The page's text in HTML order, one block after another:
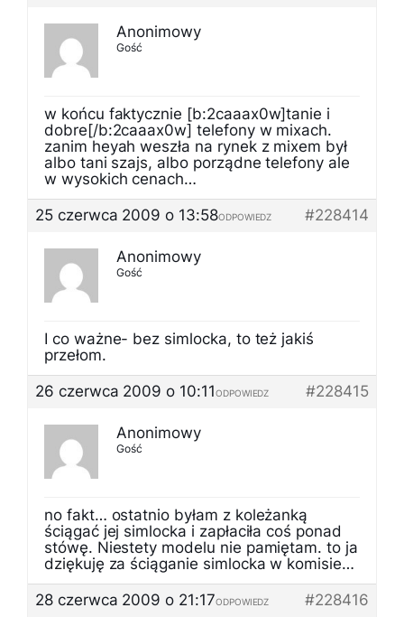
Anonimowy
Gość
w końcu faktycznie [b:2caaax0w]tanie i
dobre[/b:2caaax0w] telefony w mixach.
zanim heyah weszła na rynek z mixem był
albo tani szajs, albo porządne telefony ale
w wysokich cenach…
25 czerwca 2009 o 13:58
#228414
ODPOWIEDZ
Anonimowy
Gość
I co ważne- bez simlocka, to też jakiś
przełom.
26 czerwca 2009 o 10:11
#228415
ODPOWIEDZ
Anonimowy
Gość
no fakt… ostatnio byłam z koleżanką
ściągać jej simlocka i zapłaciła coś ponad
stówę. Niestety modelu nie pamiętam. to ja
dziękuję za ściąganie simlocka w komisie…
28 czerwca 2009 o 21:17
#228416
ODPOWIEDZ